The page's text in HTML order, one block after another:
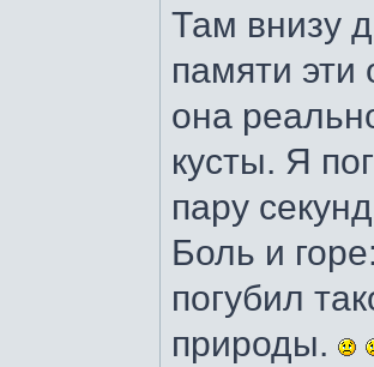
Там внизу
памяти
она
кусты. Я
пару
Боль и
погубил
природы.